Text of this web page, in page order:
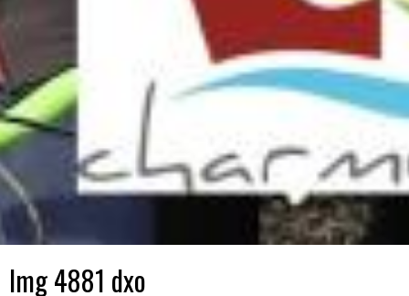
Img 4881 dxo